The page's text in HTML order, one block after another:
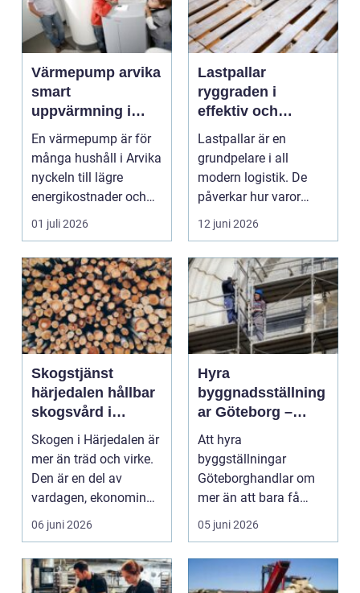
Värmepump arvika
smart
uppvärmning i
värmländskt klimat
En värmepump är för
många hushåll i Arvika
nyckeln till lägre
energikostnader och
ett jämnare inomhu...
01 juli 2026
Lastpallar
ryggraden i
effektiv och
hållbar logistik
Lastpallar är en
grundpelare i all
modern logistik. De
påverkar hur varor
lastas, lagras, fraktas
oc...
12 juni 2026
Skogstjänst
härjedalen hållbar
skogsvård i
praktiken
Skogen i Härjedalen är
mer än träd och virke.
Den är en del av
vardagen, ekonomin
och landskapet. Fö...
06 juni 2026
Hyra
byggnadsställning
ar Göteborg –
tryggt, effektivt
och prisvärt
Att hyra
byggställningar
Göteborghandlar om
mer än att bara få
fram några...
05 juni 2026